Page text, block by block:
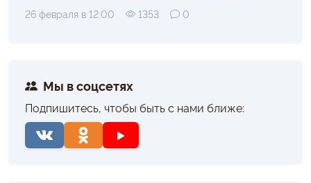
26 февраля в 12:00 1353 0
Мы в соцсетях
Подпишитесь, чтобы быть с нами ближе: